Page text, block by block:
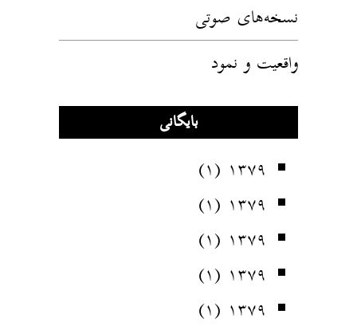
نسخه‌های صوتی
واقعیت و نمود
بایگانی
۱۳۷۹ (۱)
۱۳۷۹ (۱)
۱۳۷۹ (۱)
۱۳۷۹ (۱)
۱۳۷۹ (۱)